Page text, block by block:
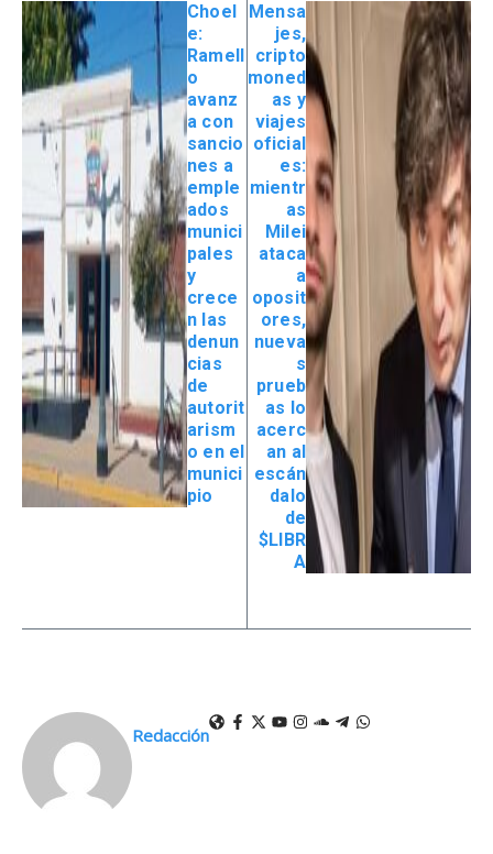
Choel
e:
Ramell
o
avanz
a con
sancio
nes a
emple
ados
munici
pales
y
crece
n las
denun
cias
de
autorit
arism
o en el
munici
pio
Mensa
jes,
cripto
moned
as y
viajes
oficial
es:
mientr
as
Milei
ataca
a
oposit
ores,
nueva
s
prueb
as lo
acerc
an al
escán
dalo
de
$LIBR
A
Redacción